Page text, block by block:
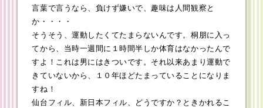
言葉で言うなら、負けず嫌いで、趣味は人間観察と
か・・・・
そうそう、運動したくてたまらないんです。桐朋に入っ
てから、当時一週間に１時間半しか体育はなかったんで
すよ！これは男にはきついです。それ以来あまり運動で
きていないから、１０年ほどたまっていることになりま
すね！
仙台フィル、新日本フィル、どうですか？ときかれるこ